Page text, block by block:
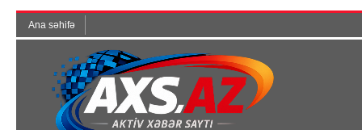
Ana səhifə